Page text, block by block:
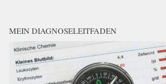
MEIN DIAGNOSELEITFADEN